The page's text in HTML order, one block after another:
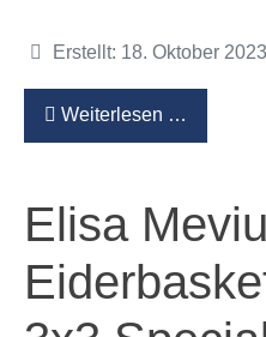
Details
Erstellt: 18. Oktober 2023
Weiterlesen …
Elisa